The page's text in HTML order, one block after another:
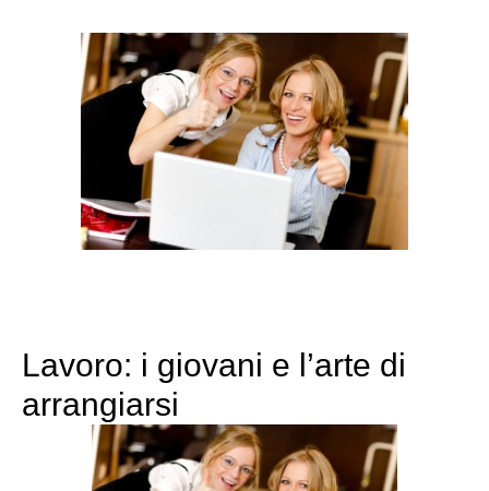
Lavoro: i giovani e l’arte di
arrangiarsi